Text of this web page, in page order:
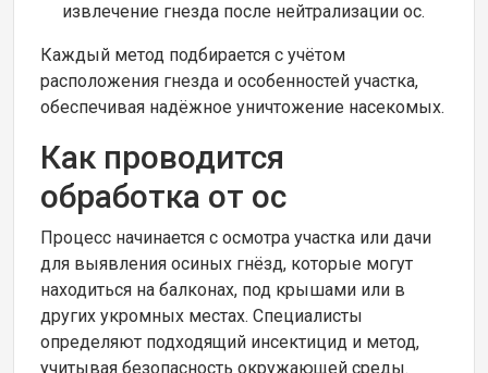
извлечение гнезда после нейтрализации ос.
Каждый метод подбирается с учётом
расположения гнезда и особенностей участка,
обеспечивая надёжное уничтожение насекомых.
Как проводится
обработка от ос
Процесс начинается с осмотра участка или дачи
для выявления осиных гнёзд, которые могут
находиться на балконах, под крышами или в
других укромных местах. Специалисты
определяют подходящий инсектицид и метод,
учитывая безопасность окружающей среды.